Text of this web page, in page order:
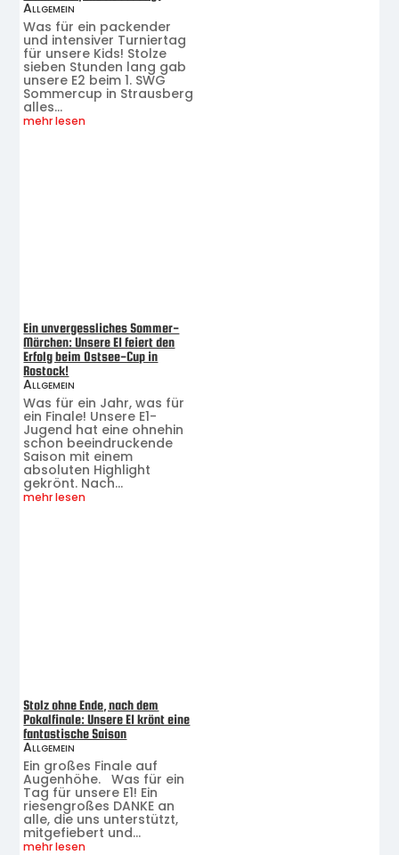
Allgemein
Was für ein packender
und intensiver Turniertag
für unsere Kids! Stolze
sieben Stunden lang gab
unsere E2 beim 1. SWG
Sommercup in Strausberg
alles...
mehr lesen
Ein unvergessliches Sommer-
Märchen: Unsere E1 feiert den
Erfolg beim Ostsee-Cup in
Rostock!
Allgemein
Was für ein Jahr, was für
ein Finale! Unsere E1-
Jugend hat eine ohnehin
schon beeindruckende
Saison mit einem
absoluten Highlight
gekrönt. Nach...
mehr lesen
Stolz ohne Ende, nach dem
Pokalfinale: Unsere E1 krönt eine
fantastische Saison
Allgemein
Ein großes Finale auf
Augenhöhe. Was für ein
Tag für unsere E1! Ein
riesengroßes DANKE an
alle, die uns unterstützt,
mitgefiebert und...
mehr lesen